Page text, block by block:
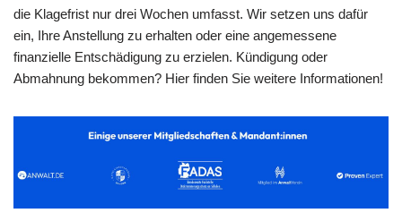
die Klagefrist nur drei Wochen umfasst. Wir setzen uns dafür
ein, Ihre Anstellung zu erhalten oder eine angemessene
finanzielle Entschädigung zu erzielen. Kündigung oder
Abmahnung bekommen? Hier finden Sie weitere Informationen!